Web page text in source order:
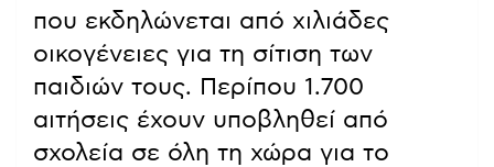
που εκδηλώνεται από χιλιάδες
οικογένειες για τη σίτιση των
παιδιών τους. Περίπου 1.700
αιτήσεις έχουν υποβληθεί από
σχολεία σε όλη τη χώρα για το